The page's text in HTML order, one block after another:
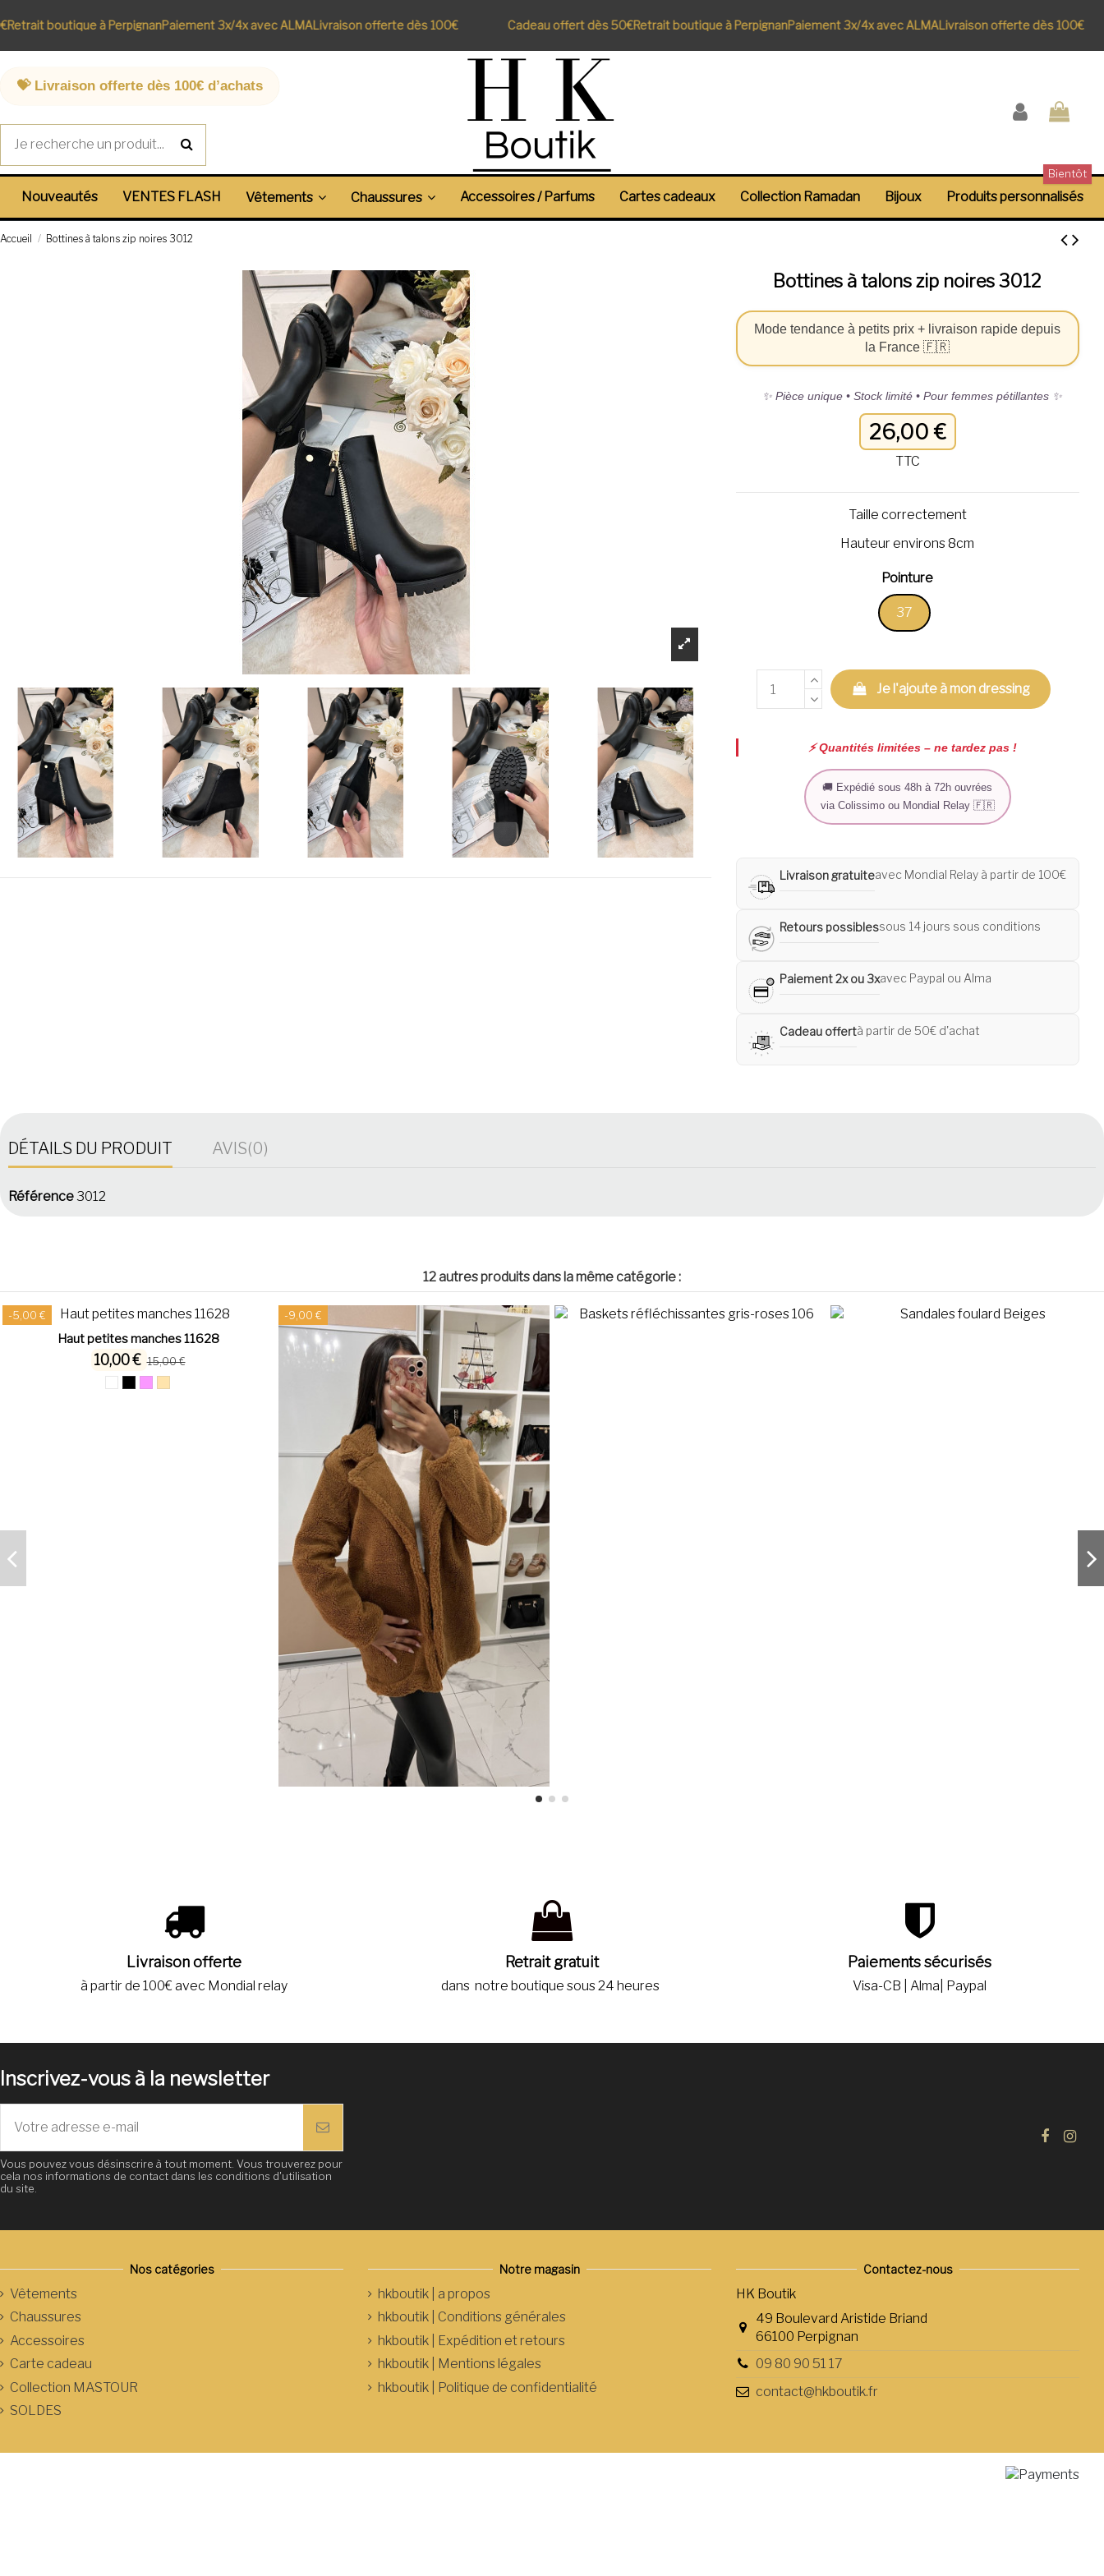
boutique à PerpignanPaiement 3x/4x avec ALMALivraison offerte dès 100€ Cadeau offert dès 50€Retrait boutique à PerpignanPaiement 3x/4x avec ALMALivraison offerte dès 100€
💝 Livraison offerte dès 100€ d’achats
Nouveautés VENTES FLASH Vêtements Chaussures Accessoires / Parfums Cartes cadeaux Collection Ramadan Bijoux Produits personnalisés
Bientôt
Accueil Bottines à talons zip noires 3012
Bottines à talons zip noires 3012
Mode tendance à petits prix + livraison rapide depuis
la France 🇫🇷
✨ Pièce unique • Stock limité • Pour femmes pétillantes ✨
26,00 €
TTC
Taille correctement
Hauteur environs 8cm
Pointure
37
Je l'ajoute à mon dressing
⚡️ Quantités limitées – ne tardez pas !
🚚 Expédié sous 48h à 72h ouvrées
via Colissimo ou Mondial Relay 🇫🇷
Livraison gratuiteavec Mondial Relay à partir de 100€
Retours possiblessous 14 jours sous conditions
Paiement 2x ou 3xavec Paypal ou Alma
Cadeau offertà partir de 50€ d'achat
DÉTAILS DU PRODUIT AVIS(0)
Référence3012
12 autres produits dans la même catégorie :
-5,00 €
Haut petites manches 11628
10,00 € 15,00 €
-9,00 €
Livraison offerte
à partir de 100€ avec Mondial relay
Retrait gratuit
dans notre boutique sous 24 heures
Paiements sécurisés
Visa-CB | Alma| Paypal
Inscrivez-vous à la newsletter
Vous pouvez vous désinscrire à tout moment. Vous trouverez pour
cela nos informations de contact dans les conditions d'utilisation
du site.
Nos catégories
Vêtements
Chaussures
Accessoires
Carte cadeau
Collection MASTOUR
SOLDES
Notre magasin
hkboutik | a propos
hkboutik | Conditions générales
hkboutik | Expédition et retours
hkboutik | Mentions légales
hkboutik | Politique de confidentialité
Contactez-nous
HK Boutik
49 Boulevard Aristide Briand
66100 Perpignan
09 80 90 51 17
contact@hkboutik.fr